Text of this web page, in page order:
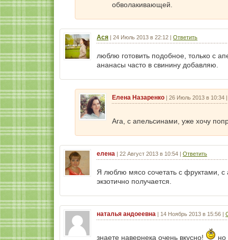
обволакивающей.
Ася | 24 Июль 2013 в 22:12 | Ответить
люблю готовить подобное, только с
ананасы часто в свинину добавляю.
Елена Назаренко | 26 Июль 2013 в 10:34
Ага, с апельсинами, уже хочу
елена | 22 Август 2013 в 10:54 | Ответить
Я люблю мясо сочетать с фруктами, с
экзотично получается.
наталья андоеевна | 14 Ноябрь 2013 в 15:56 |
знаете навернека очень вкусно!
но